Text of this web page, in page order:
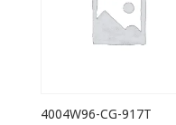
4004W96-CG-917T